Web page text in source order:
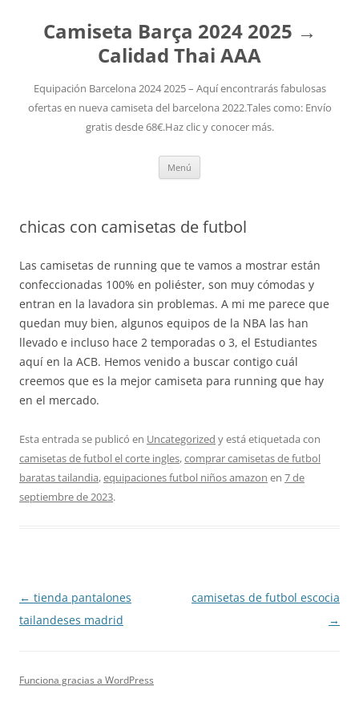
Camiseta Barça 2024 2025 →
Calidad Thai AAA
Equipación Barcelona 2024 2025 – Aquí encontrarás fabulosas
ofertas en nueva camiseta del barcelona 2022.Tales como: Envío
gratis desde 68€.Haz clic y conocer más.
Menú
chicas con camisetas de futbol
Las camisetas de running que te vamos a mostrar están
confeccionadas 100% en poliéster, son muy cómodas y
entran en la lavadora sin problemas. A mi me parece que
quedan muy bien, algunos equipos de la NBA las han
llevado e incluso hace 2 temporadas o 3, el Estudiantes
aquí en la ACB. Hemos venido a buscar contigo cuál
creemos que es la mejor camiseta para running que hay
en el mercado.
Esta entrada se publicó en Uncategorized y está etiquetada con
camisetas de futbol el corte ingles,comprar camisetas de futbol
baratas tailandia,equipaciones futbol niños amazon en 7 de
septiembre de 2023.
Navegación
de
← tienda pantalones
tailandeses madrid
camisetas de futbol escocia
→
Funciona gracias a WordPress